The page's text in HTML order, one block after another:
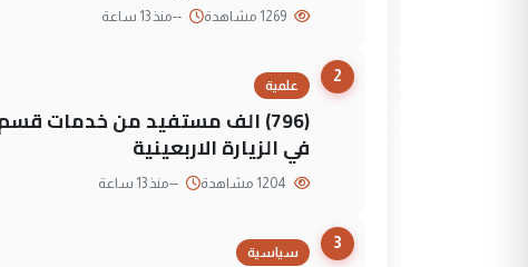
--منذ 13 ساعة
2
علمية
(796) الف مستفيد من خدمات
في الزيارة الاربعينية
--منذ 13 ساعة
3
سياسية